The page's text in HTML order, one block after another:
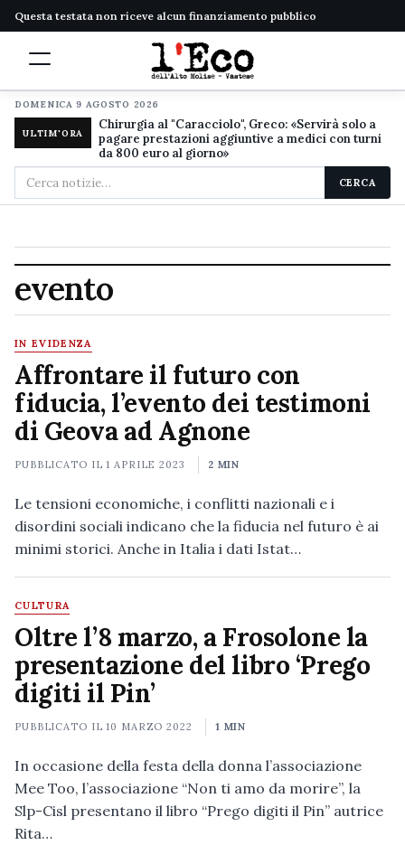
Questa testata non riceve alcun finanziamento pubblico
DOMENICA 9 AGOSTO 2026
ULTIM'ORA
Chirurgia al "Caracciolo", Greco: «Servirà solo a
pagare prestazioni aggiuntive a medici con turni
da 800 euro al giorno»
Cerca
nel
CERCA
evento
IN EVIDENZA
Affrontare il futuro con
fiducia, l’evento dei testimoni
di Geova ad Agnone
PUBBLICATO IL1 APRILE 2023 2 MIN
Le tensioni economiche, i conflitti nazionali e i
disordini sociali indicano che la fiducia nel futuro è ai
minimi storici. Anche in Italia i dati Istat…
CULTURA
Oltre l’8 marzo, a Frosolone la
presentazione del libro ‘Prego
digiti il Pin’
PUBBLICATO IL10 MARZO 2022 1 MIN
In occasione della festa della donna l’associazione
Mee Too, l’associazione “Non ti amo da morire”, la
Slp-Cisl presentano il libro “Prego digiti il Pin” autrice
Rita…